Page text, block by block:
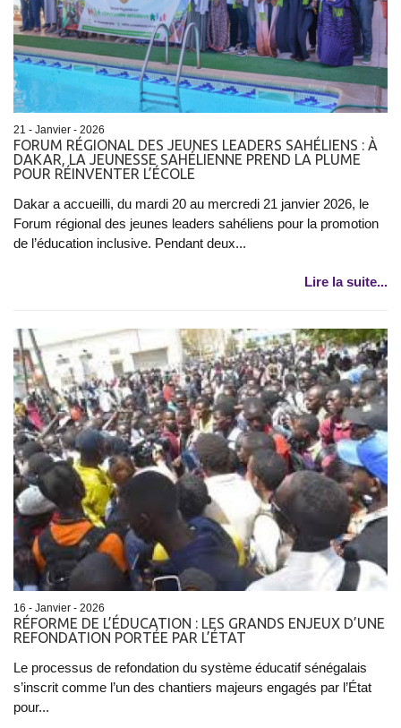
21 - Janvier - 2026
FORUM RÉGIONAL DES JEUNES LEADERS SAHÉLIENS : À
DAKAR, LA JEUNESSE SAHÉLIENNE PREND LA PLUME
POUR RÉINVENTER L’ÉCOLE
Dakar a accueilli, du mardi 20 au mercredi 21 janvier 2026, le
Forum régional des jeunes leaders sahéliens pour la promotion
de l’éducation inclusive. Pendant deux...
Lire la suite...
16 - Janvier - 2026
RÉFORME DE L’ÉDUCATION : LES GRANDS ENJEUX D’UNE
REFONDATION PORTÉE PAR L’ÉTAT
Le processus de refondation du système éducatif sénégalais
s’inscrit comme l’un des chantiers majeurs engagés par l’État
pour...